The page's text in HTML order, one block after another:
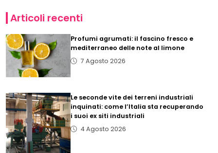
Articoli recenti
Profumi agrumati: il fascino fresco e
mediterraneo delle note al limone
7 Agosto 2026
Le seconde vite dei terreni industriali
inquinati: come l’Italia sta recuperando
i suoi ex siti industriali
4 Agosto 2026